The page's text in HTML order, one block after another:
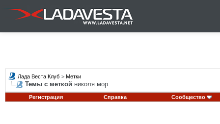
Лада Веста Клуб > Метки
Темы с меткой николя мор
Регистрация Справка Сообщество